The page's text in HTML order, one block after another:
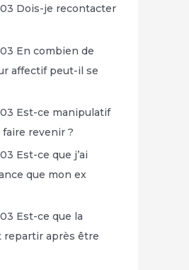
Dois-je recontacter
En combien de
affectif peut-il se
Est-ce manipulatif
faire revenir ?
Est-ce que j’ai
que mon ex
Est-ce que la
repartir après être